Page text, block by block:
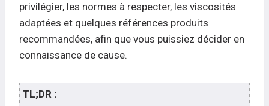
privilégier, les normes à respecter, les viscosités
adaptées et quelques références produits
recommandées, afin que vous puissiez décider en
connaissance de cause.
TL;DR :